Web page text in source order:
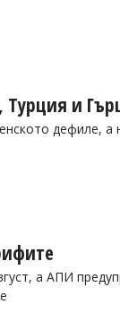
и
дефиле, а
а АПИ